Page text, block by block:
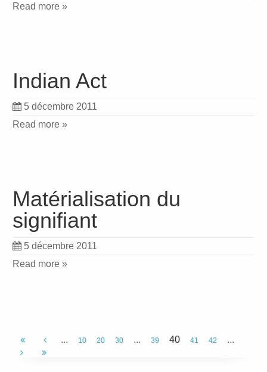
Read more »
Indian Act
5 décembre 2011
Read more »
Matérialisation du
signifiant
5 décembre 2011
Read more »
... 10 20 30 ... 39 40 41 42 ...